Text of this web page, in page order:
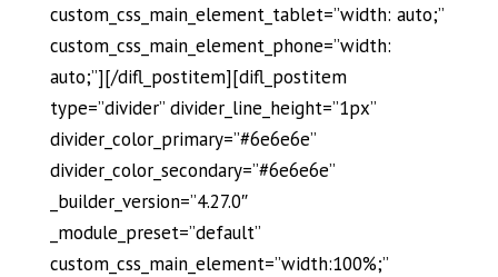
custom_css_main_element_tablet=”width: auto;”
custom_css_main_element_phone=”width:
auto;”][/difl_postitem][difl_postitem
type=”divider” divider_line_height=”1px”
divider_color_primary=”#6e6e6e”
divider_color_secondary=”#6e6e6e”
_builder_version=”4.27.0″
_module_preset=”default”
custom_css_main_element=”width:100%;”